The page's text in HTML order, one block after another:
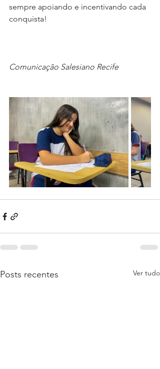
sempre apoiando e incentivando cada
conquista!
Comunicação Salesiano Recife
Posts recentes Ver tudo